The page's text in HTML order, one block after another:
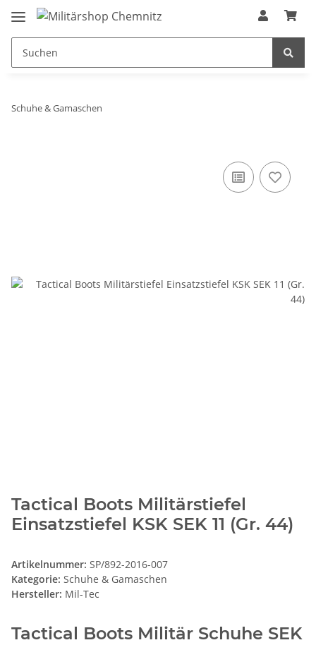
Schuhe & Gamaschen
Tactical Boots Militärstiefel
Einsatzstiefel KSK SEK 11 (Gr. 44)
Artikelnummer: SP/892-2016-007
Kategorie: Schuhe & Gamaschen
Hersteller: Mil-Tec
Tactical Boots Militär Schuhe SEK